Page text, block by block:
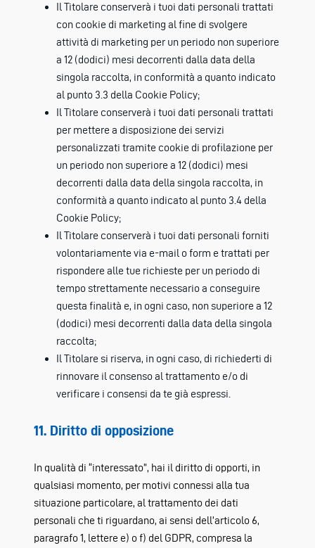
Il Titolare conserverà i tuoi dati personali trattati
con cookie di marketing al fine di svolgere
attività di marketing per un periodo non superiore
a 12 (dodici) mesi decorrenti dalla data della
singola raccolta, in conformità a quanto indicato
al punto 3.3 della Cookie Policy;
Il Titolare conserverà i tuoi dati personali trattati
per mettere a disposizione dei servizi
personalizzati tramite cookie di profilazione per
un periodo non superiore a 12 (dodici) mesi
decorrenti dalla data della singola raccolta, in
conformità a quanto indicato al punto 3.4 della
Cookie Policy;
Il Titolare conserverà i tuoi dati personali forniti
volontariamente via e-mail o form e trattati per
rispondere alle tue richieste per un periodo di
tempo strettamente necessario a conseguire
questa finalità e, in ogni caso, non superiore a 12
(dodici) mesi decorrenti dalla data della singola
raccolta;
Il Titolare si riserva, in ogni caso, di richiederti di
rinnovare il consenso al trattamento e/o di
verificare i consensi da te già espressi.
11. Diritto di opposizione
In qualità di “interessato”, hai il diritto di opporti, in
qualsiasi momento, per motivi connessi alla tua
situazione particolare, al trattamento dei dati
personali che ti riguardano, ai sensi dell’articolo 6,
paragrafo 1, lettere e) o f) del GDPR, compresa la